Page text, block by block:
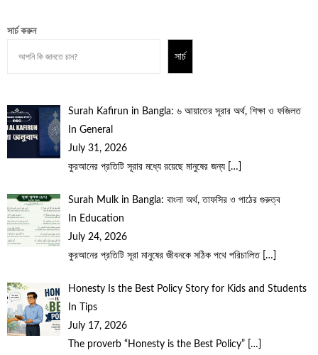
সার্চ করুন
সার্চ
Surah Kafirun in Bangla: ৬ আয়াতের সূরার অর্থ, শিক্ষা ও ফজিলত
In General
July 31, 2026
কুরআনের প্রতিটি সূরার মধ্যে রয়েছে মানুষের জন্য […]
Surah Mulk in Bangla: বাংলা অর্থ, তাফসির ও পাঠের গুরুত্ব
In Education
July 24, 2026
কুরআনের প্রতিটি সূরা মানুষের জীবনকে সঠিক পথে পরিচালিত […]
Honesty Is the Best Policy Story for Kids and Students
In Tips
July 17, 2026
The proverb “Honesty is the Best Policy”
[…]